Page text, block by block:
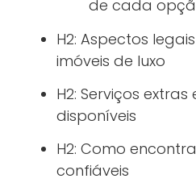
de cada
H2: Aspectos
imóveis de luxo
H2: Serviços
disponíveis
H2: Como
confiáveis